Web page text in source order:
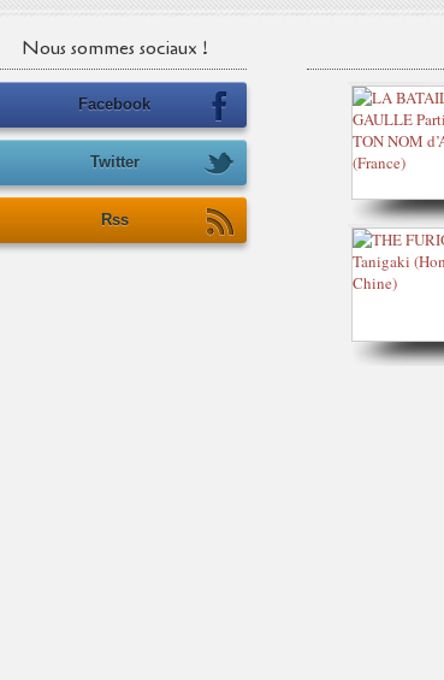
Nous sommes sociaux !
Facebook
Twitter
Rss